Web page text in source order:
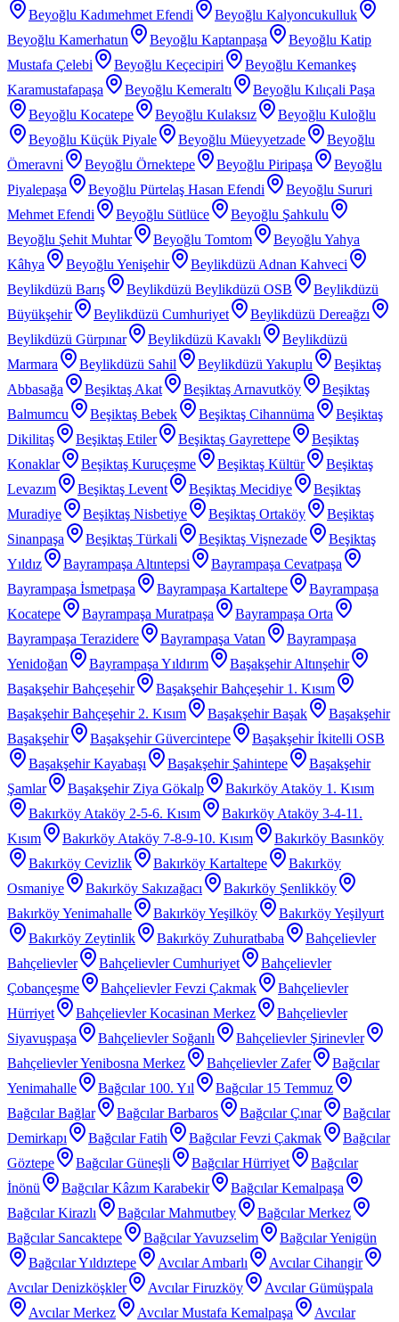
Beyoğlu Kadımehmet Efendi
Beyoğlu Kalyoncukulluk
Beyoğlu Kamerhatun
Beyoğlu Kaptanpaşa
Beyoğlu Katip
Mustafa Çelebi
Beyoğlu Keçecipiri
Beyoğlu Kemankeş
Karamustafapaşa
Beyoğlu Kemeraltı
Beyoğlu Kılıçali Paşa
Beyoğlu Kocatepe
Beyoğlu Kulaksız
Beyoğlu Kuloğlu
Beyoğlu Küçük Piyale
Beyoğlu Müeyyetzade
Beyoğlu
Ömeravni
Beyoğlu Örnektepe Beyoğlu Piripaşa
Beyoğlu
Piyalepaşa
Beyoğlu Pürtelaş Hasan Efendi
Beyoğlu Sururi
Mehmet Efendi
Beyoğlu Sütlüce
Beyoğlu Şahkulu
Beyoğlu Şehit Muhtar
Beyoğlu Tomtom
Beyoğlu Yahya
Kâhya
Beyoğlu Yenişehir
Beylikdüzü Adnan Kahveci
Beylikdüzü Barış
Beylikdüzü Beylikdüzü OSB
Beylikdüzü
Büyükşehir
Beylikdüzü Cumhuriyet
Beylikdüzü Dereağzı
Beylikdüzü Gürpınar
Beylikdüzü Kavaklı
Beylikdüzü
Marmara
Beylikdüzü Sahil Beylikdüzü Yakuplu
Beşiktaş
Abbasağa
Beşiktaş Akat Beşiktaş Arnavutköy
Beşiktaş
Balmumcu
Beşiktaş Bebek Beşiktaş Cihannüma
Beşiktaş
Dikilitaş
Beşiktaş Etiler Beşiktaş Gayrettepe
Beşiktaş
Konaklar
Beşiktaş Kuruçeşme Beşiktaş Kültür
Beşiktaş
Levazım
Beşiktaş Levent Beşiktaş Mecidiye
Beşiktaş
Muradiye
Beşiktaş Nisbetiye Beşiktaş Ortaköy
Beşiktaş
Sinanpaşa
Beşiktaş Türkali Beşiktaş Vişnezade
Beşiktaş
Yıldız
Bayrampaşa Altıntepsi
Bayrampaşa Cevatpaşa
Bayrampaşa İsmetpaşa
Bayrampaşa Kartaltepe
Bayrampaşa
Kocatepe
Bayrampaşa Muratpaşa
Bayrampaşa Orta
Bayrampaşa Terazidere
Bayrampaşa Vatan
Bayrampaşa
Yenidoğan
Bayrampaşa Yıldırım
Başakşehir Altınşehir
Başakşehir Bahçeşehir
Başakşehir Bahçeşehir 1. Kısım
Başakşehir Bahçeşehir 2. Kısım
Başakşehir Başak
Başakşehir
Başakşehir
Başakşehir Güvercintepe
Başakşehir İkitelli OSB
Başakşehir Kayabaşı
Başakşehir Şahintepe
Başakşehir
Şamlar
Başakşehir Ziya Gökalp
Bakırköy Ataköy 1. Kısım
Bakırköy Ataköy 2-5-6. Kısım
Bakırköy Ataköy 3-4-11.
Kısım
Bakırköy Ataköy 7-8-9-10. Kısım
Bakırköy Basınköy
Bakırköy Cevizlik
Bakırköy Kartaltepe
Bakırköy
Osmaniye
Bakırköy Sakızağacı
Bakırköy Şenlikköy
Bakırköy Yenimahalle
Bakırköy Yeşilköy
Bakırköy Yeşilyurt
Bakırköy Zeytinlik
Bakırköy Zuhuratbaba
Bahçelievler
Bahçelievler
Bahçelievler Cumhuriyet
Bahçelievler
Çobançeşme
Bahçelievler Fevzi Çakmak
Bahçelievler
Hürriyet
Bahçelievler Kocasinan Merkez
Bahçelievler
Siyavuşpaşa
Bahçelievler Soğanlı
Bahçelievler Şirinevler
Bahçelievler Yenibosna Merkez
Bahçelievler Zafer
Bağcılar
Yenimahalle
Bağcılar 100. Yıl
Bağcılar 15 Temmuz
Bağcılar Bağlar
Bağcılar Barbaros Bağcılar Çınar
Bağcılar
Demirkapı
Bağcılar Fatih Bağcılar Fevzi Çakmak
Bağcılar
Göztepe
Bağcılar Güneşli Bağcılar Hürriyet
Bağcılar
İnönü
Bağcılar Kâzım Karabekir
Bağcılar Kemalpaşa
Bağcılar Kirazlı
Bağcılar Mahmutbey
Bağcılar Merkez
Bağcılar Sancaktepe
Bağcılar Yavuzselim
Bağcılar Yenigün
Bağcılar Yıldıztepe
Avcılar Ambarlı
Avcılar Cihangir
Avcılar Denizköşkler
Avcılar Firuzköy
Avcılar Gümüşpala
Avcılar Merkez
Avcılar Mustafa Kemalpaşa Avcılar